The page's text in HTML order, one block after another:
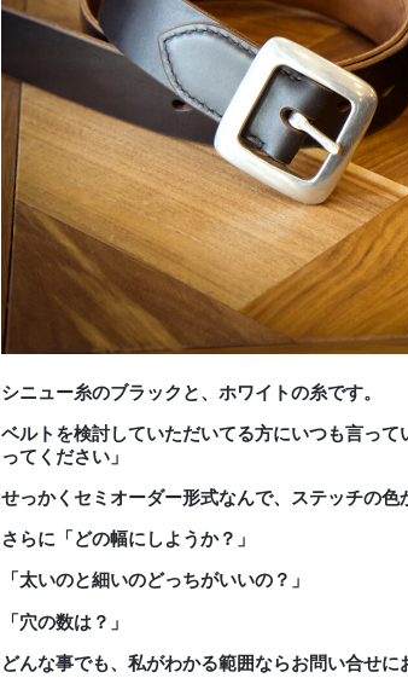
シニュー糸のブラックと、ホワイトの糸です。
ベルトを検討していただいてる方にいつも言っ
ってください」
せっかくセミオーダー形式なんで、ステッチの色
さらに「どの幅にしようか？」
「太いのと細いのどっちがいいの？」
「穴の数は？」
どんな事でも、私がわかる範囲ならお問い合せに